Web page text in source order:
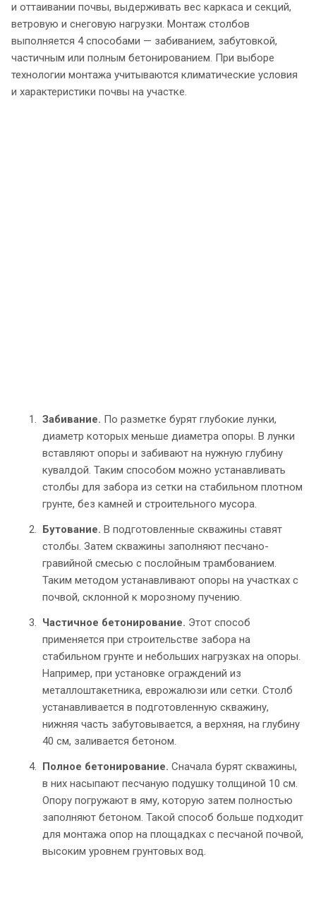
и оттаивании почвы, выдерживать вес каркаса и секций,
ветровую и снеговую нагрузки. Монтаж столбов
выполняется 4 способами — забиванием, забутовкой,
частичным или полным бетонированием. При выборе
технологии монтажа учитываются климатические условия
и характеристики почвы на участке.
Забивание. По разметке бурят глубокие лунки,
диаметр которых меньше диаметра опоры. В лунки
вставляют опоры и забивают на нужную глубину
кувалдой. Таким способом можно устанавливать
столбы для забора из сетки на стабильном плотном
грунте, без камней и строительного мусора.
Бутование. В подготовленные скважины ставят
столбы. Затем скважины заполняют песчано-
гравийной смесью с послойным трамбованием.
Таким методом устанавливают опоры на участках с
почвой, склонной к морозному пучению.
Частичное бетонирование. Этот способ
применяется при строительстве забора на
стабильном грунте и небольших нагрузках на опоры.
Например, при установке ограждений из
металлоштакетника, еврожалюзи или сетки. Столб
устанавливается в подготовленную скважину,
нижняя часть забутовывается, а верхняя, на глубину
40 см, заливается бетоном.
Полное бетонирование. Сначала бурят скважины,
в них насыпают песчаную подушку толщиной 10 см.
Опору погружают в яму, которую затем полностью
заполняют бетоном. Такой способ больше подходит
для монтажа опор на площадках с песчаной почвой,
высоким уровнем грунтовых вод.